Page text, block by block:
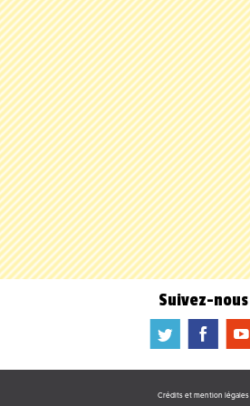
Suivez-nous
a b f
Crédits et mention légales